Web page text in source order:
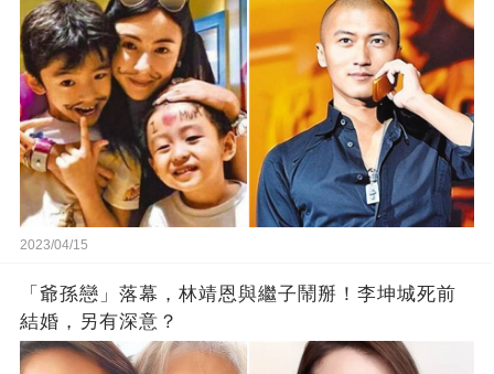
2023/04/15
「爺孫戀」落幕，林靖恩與繼子鬧掰！李坤城死前
結婚，另有深意？